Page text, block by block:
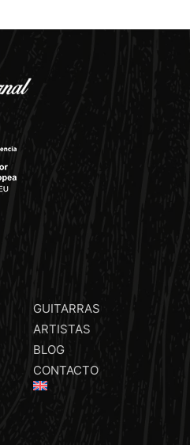
GUITARRAS
ARTISTAS
BLOG
CONTACTO